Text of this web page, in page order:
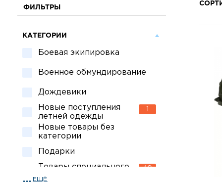
ФИЛЬТРЫ
КАТЕГОРИИ
Боевая экипировка
Военное обмундирование
Дождевики
Новые поступления
летней одежды
Новые товары без
категории
Подарки
Товары специального
назначения
40
ЕЩЁ